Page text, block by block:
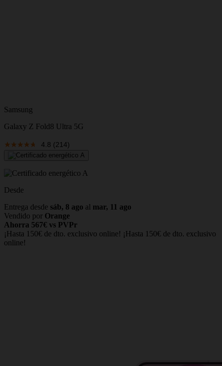
Samsung
Galaxy Z Fold8 Ultra 5G
4.8 (214)
Desde
Entrega desde sáb, 8 ago al mar, 11 ago
Vendido por Orange
Ahorra 567€ vs PVPr
¡Hasta 150€ de dto. exclusivo online! ¡Hasta 150€ de dto. exclusivo
online!